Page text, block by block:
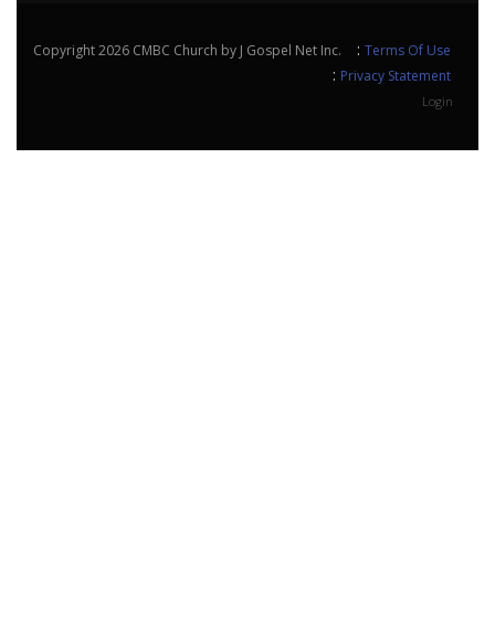
Copyright 2026 CMBC Church by J Gospel Net Inc. : Terms Of Use
: Privacy Statement
Login